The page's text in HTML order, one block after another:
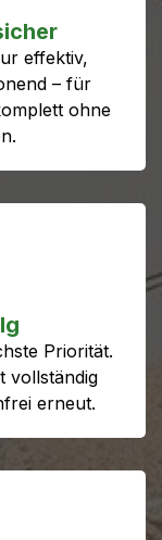
effektiv,
– für
ohne
Priorität.
vollständig
erneut.